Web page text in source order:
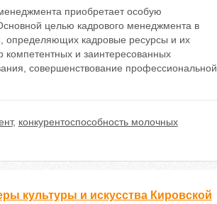
приобретает особую
целью кадрового менеджмента в
определяющих кадровые ресурсы и их
и заинтересованных
совершенствование профессиональной
, конкурентоспособность молочных
культуры и искусства Кировской